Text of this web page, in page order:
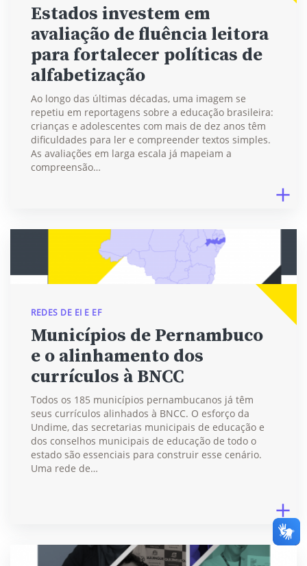
Estados investem em
avaliação de fluência leitora
para fortalecer políticas de
alfabetização
Ao longo das últimas décadas, uma imagem se
repetiu em reportagens sobre a educação brasileira:
crianças e adolescentes com mais de dez anos têm
dificuldades para ler e compreender textos simples.
As avaliações em larga escala já mapeiam a
compreensão…
REDES DE EI E EF
Municípios de Pernambuco
e o alinhamento dos
currículos à BNCC
Todos os 185 municípios pernambucanos já têm
seus currículos alinhados à BNCC. O esforço da
Undime, das secretarias municipais de educação e
dos conselhos municipais de educação de todo o
estado são essenciais para construir esse cenário.
Uma rede de…